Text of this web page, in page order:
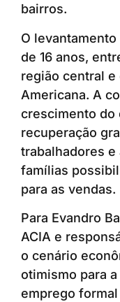
bairros.
O
de 16 anos,
região central
Americana. A
crescimento do
recuperação
trabalhadores e
famílias
para as vendas.
Para Evandro
ACIA e
o cenário
otimismo para
emprego